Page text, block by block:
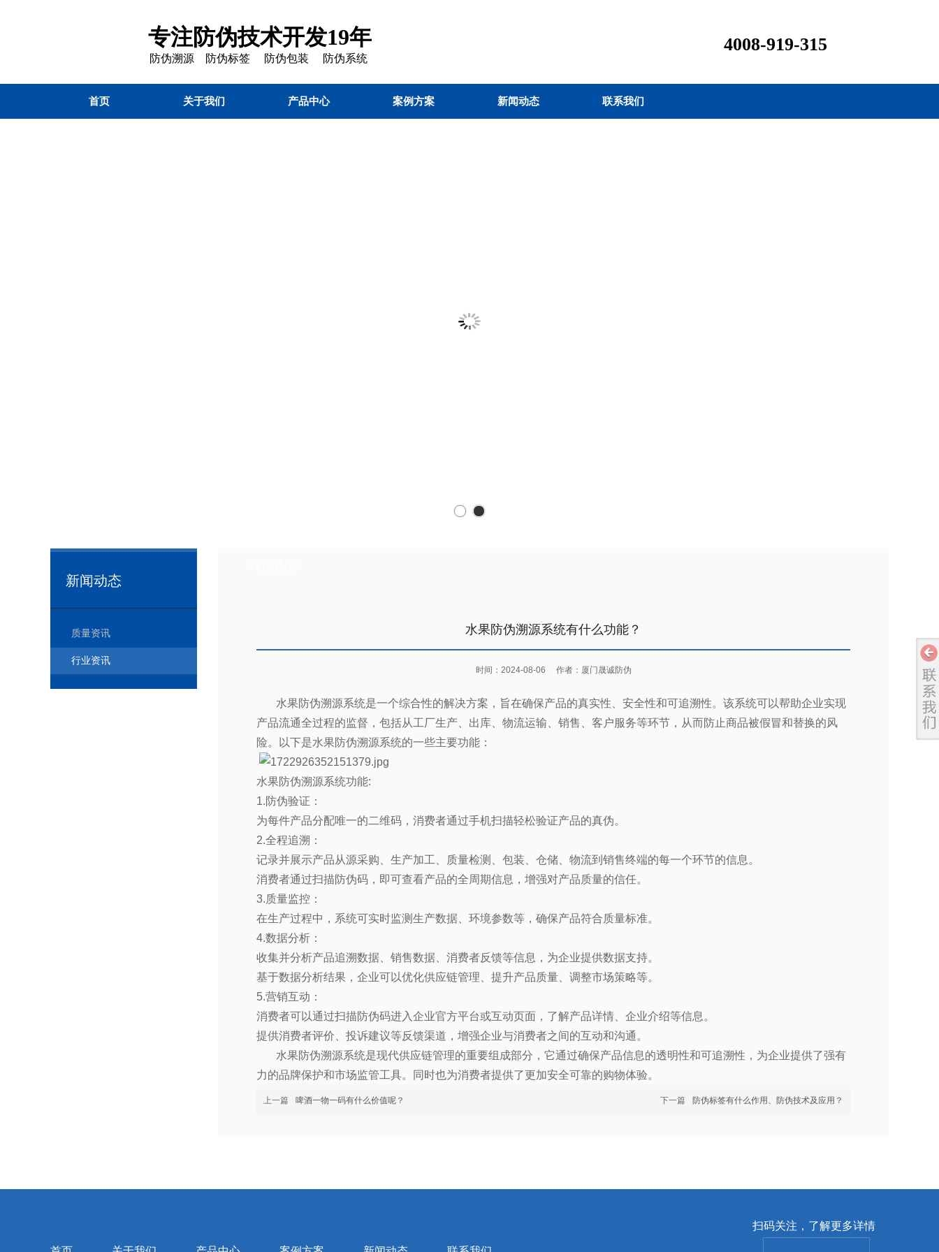
专注防伪技术开发19年
防伪溯源 防伪标签 防伪包装 防伪系统
4008-919-315
首页 关于我们 产品中心 案例方案 新闻动态 联系我们
新闻动态
质量资讯
行业资讯
水果防伪溯源系统有什么功能？
时间：2024-08-06 作者：厦门晟诚防伪
水果防伪溯源系统是一个综合性的解决方案，旨在确保产品的真实性、安全性和可追溯性。该系统可以帮助企业实现
产品流通全过程的监督，包括从工厂生产、出库、物流运输、销售、客户服务等环节，从而防止商品被假冒和替换的风
险。以下是水果防伪溯源系统的一些主要功能：
水果防伪溯源系统功能:
1.防伪验证：
为每件产品分配唯一的二维码，消费者通过手机扫描轻松验证产品的真伪。
2.全程追溯：
记录并展示产品从源采购、生产加工、质量检测、包装、仓储、物流到销售终端的每一个环节的信息。
消费者通过扫描防伪码，即可查看产品的全周期信息，增强对产品质量的信任。
3.质量监控：
在生产过程中，系统可实时监测生产数据、环境参数等，确保产品符合质量标准。
4.数据分析：
收集并分析产品追溯数据、销售数据、消费者反馈等信息，为企业提供数据支持。
基于数据分析结果，企业可以优化供应链管理、提升产品质量、调整市场策略等。
5.营销互动：
消费者可以通过扫描防伪码进入企业官方平台或互动页面，了解产品详情、企业介绍等信息。
提供消费者评价、投诉建议等反馈渠道，增强企业与消费者之间的互动和沟通。
水果防伪溯源系统是现代供应链管理的重要组成部分，它通过确保产品信息的透明性和可追溯性，为企业提供了强有
力的品牌保护和市场监管工具。同时也为消费者提供了更加安全可靠的购物体验。
上一篇 啤酒一物一码有什么价值呢？ 下一篇 防伪标签有什么作用、防伪技术及应用？
扫码关注，了解更多详情